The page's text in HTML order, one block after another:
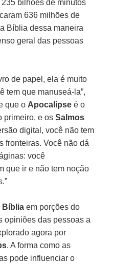
bilhões de minutos
636 milhões de
Bíblia dessa maneira
geral das pessoas
de papel, ela é muito
tem que manuseá-la”,
que o Apocalipse é o
primeiro, e osSalmos
digital, você não tem
fronteiras. Você não dá
você
que ir e não tem noção
Bíblia em porções do
opiniões das pessoas a
agora por
. A forma como as
pode influenciar o